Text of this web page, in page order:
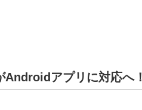
アプリに対応へ！